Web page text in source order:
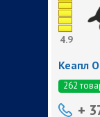
4.9
Кеапл
262
+